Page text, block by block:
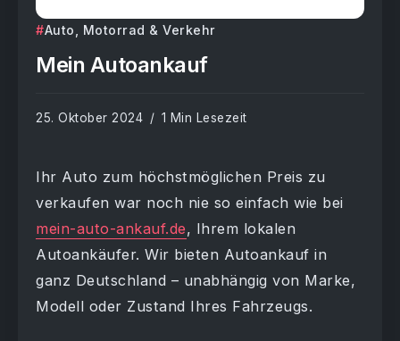
Auto, Motorrad & Verkehr
Mein Autoankauf
25. Oktober 2024 1 Min Lesezeit
Ihr Auto zum höchstmöglichen Preis zu
verkaufen war noch nie so einfach wie bei
mein-auto-ankauf.de, Ihrem lokalen
Autoankäufer. Wir bieten Autoankauf in
ganz Deutschland – unabhängig von Marke,
Modell oder Zustand Ihres Fahrzeugs.